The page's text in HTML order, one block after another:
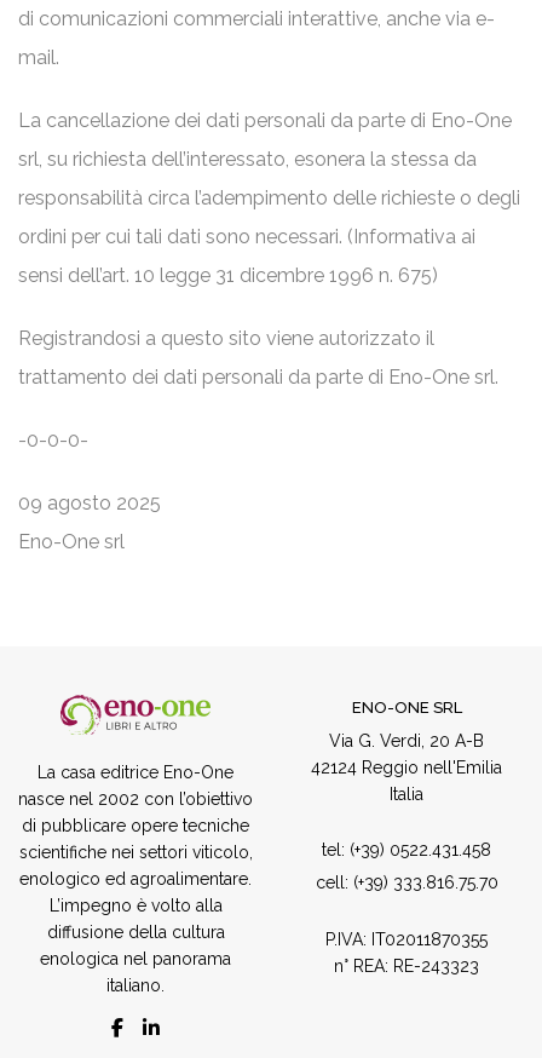
di comunicazioni commerciali interattive, anche via e-
mail.
La cancellazione dei dati personali da parte di Eno-One
srl, su richiesta dell’interessato, esonera la stessa da
responsabilità circa l’adempimento delle richieste o degli
ordini per cui tali dati sono necessari. (Informativa ai
sensi dell’art. 10 legge 31 dicembre 1996 n. 675)
Registrandosi a questo sito viene autorizzato il
trattamento dei dati personali da parte di Eno-One srl.
-0-0-0-
09 agosto 2025
Eno-One srl
La casa editrice Eno-One
nasce nel 2002 con l’obiettivo
di pubblicare opere tecniche
scientifiche nei settori viticolo,
enologico ed agroalimentare.
L’impegno è volto alla
diffusione della cultura
enologica nel panorama
italiano.
ENO-ONE SRL
Via G. Verdi, 20 A-B
42124 Reggio nell'Emilia
Italia
tel: (+39) 0522.431.458
cell: (+39) 333.816.75.70
P.IVA: IT02011870355
n° REA: RE-243323